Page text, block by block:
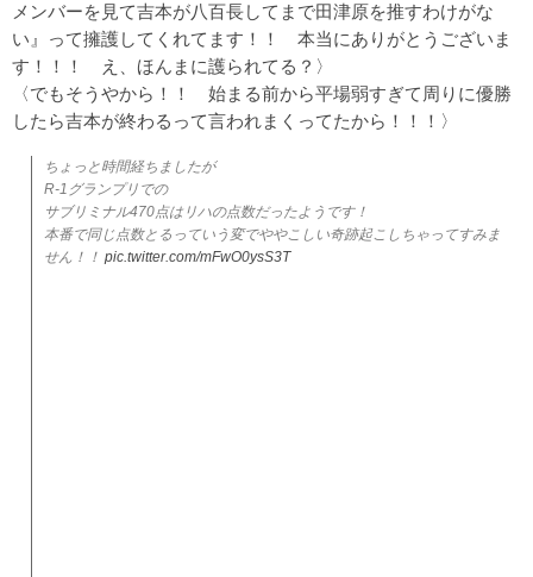
メンバーを見て吉本が八百長してまで田津原を推すわけがな
い』って擁護してくれてます！！ 本当にありがとうございま
す！！！ え、ほんまに護られてる？〉
〈でもそうやから！！ 始まる前から平場弱すぎて周りに優勝
したら吉本が終わるって言われまくってたから！！！〉
ちょっと時間経ちましたが
R-1グランプリでの
サブリミナル470点はリハの点数だったようです！
本番で同じ点数とるっていう変でややこしい奇跡起こしちゃってすみま
せん！！ pic.twitter.com/mFwO0ysS3T